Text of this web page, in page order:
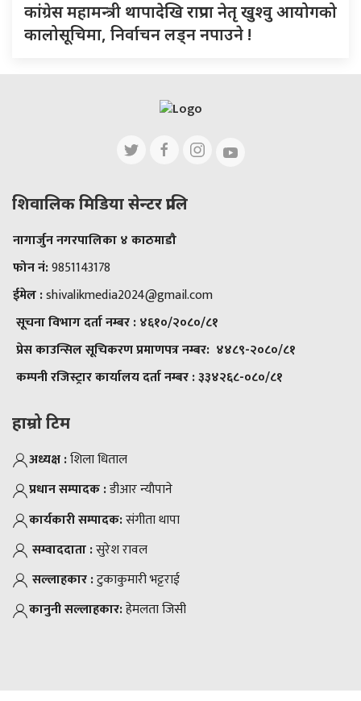
कांग्रेस महामन्त्री थापादेखि राप्रपा नेतृ खुश्वु आयोगको
कालोसूचिमा, निर्वाचन लड्न नपाउने !
शिवालिक मिडिया सेन्टर प्रालि
नागार्जुन नगरपालिका ४ काठमाडौ
फोन नं:9851143178
ईमेल :shivalikmedia2024@gmail.com
सूचना विभाग दर्ता नम्बर :४६१०/२०८०/८१
प्रेस काउन्सिल सूचिकरण प्रमाणपत्र नम्बर: ४४८९-२०८०/८१
कम्पनी रजिस्ट्रार कार्यालय दर्ता नम्बर :३३४२६८-०८०/८१
हाम्रो टिम
अध्यक्ष :शिला धिताल
प्रधान सम्पादक :डीआर न्याैपाने
कार्यकारी सम्पादक:संगीता थापा
सम्वाददाता :सुरेश रावल
सल्लाहकार :टुकाकुमारी भट्टराई
कानुनी सल्लाहकार:हेमलता जिसी